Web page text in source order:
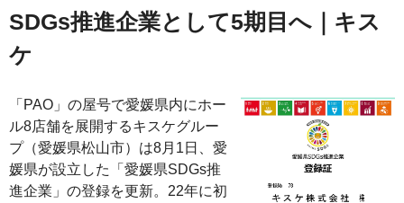
SDGs推進企業として5期目へ｜キス
ケ
「PAO」の屋号で愛媛県内にホー
ル8店舗を展開するキスケグルー
プ（愛媛県松山市）は8月1日、愛
媛県が設立した「愛媛県SDGs推
進企業」の登録を更新。22年に初